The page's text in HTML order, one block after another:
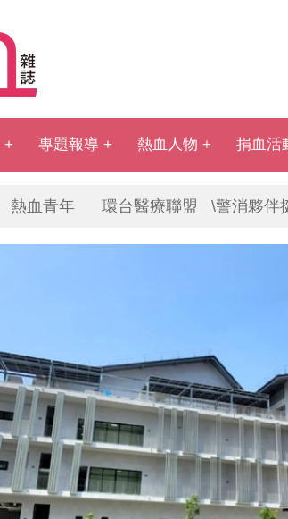
專題報導 熱血人物 捐血活
熱血青年 環台醫療聯盟 \警消夥伴